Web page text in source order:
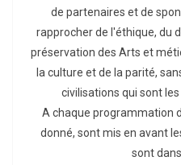
de partenaires et de
rapprocher de l'éthique, du
préservation des Arts et
la culture et de la parité,
civilisations qui sont
A chaque programmation
donné, sont mis en avant
sont